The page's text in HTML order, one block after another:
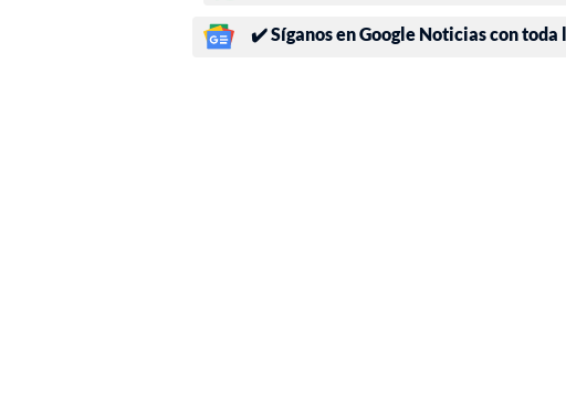
✔️ Síganos en Google Noticias con